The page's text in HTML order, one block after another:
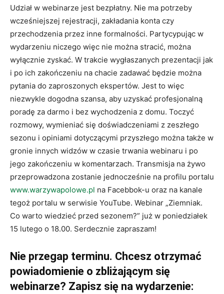
Udział w webinarze jest bezpłatny. Nie ma potrzeby
wcześniejszej rejestracji, zakładania konta czy
przechodzenia przez inne formalności. Partycypując w
wydarzeniu niczego więc nie można stracić, można
wyłącznie zyskać. W trakcie wygłaszanych prezentacji jak
i po ich zakończeniu na chacie zadawać będzie można
pytania do zaproszonych ekspertów. Jest to więc
niezwykle dogodna szansa, aby uzyskać profesjonalną
poradę za darmo i bez wychodzenia z domu. Toczyć
rozmowy, wymieniać się doświadczeniami z zeszłego
sezonu i opiniami dotyczącymi przyszłego można także w
gronie innych widzów w czasie trwania webinaru i po
jego zakończeniu w komentarzach. Transmisja na żywo
przeprowadzona zostanie jednocześnie na profilu portalu
www.warzywapolowe.pl na Facebbok-u oraz na kanale
tegoż portalu w serwisie YouTube. Webinar „Ziemniak.
Co warto wiedzieć przed sezonem?” już w poniedziałek
15 lutego o 18.00. Serdecznie zapraszam!
Nie przegap terminu. Chcesz otrzymać
powiadomienie o zbliżającym się
webinarze? Zapisz się na wydarzenie: